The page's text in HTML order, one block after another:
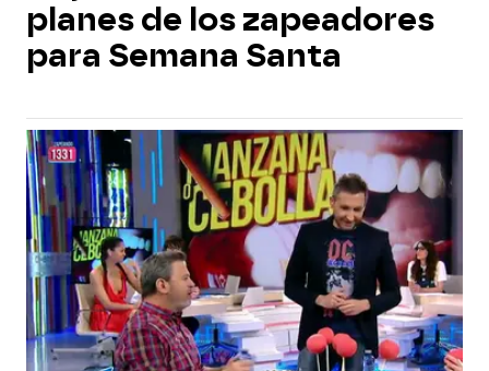
planes de los zapeadores
para Semana Santa